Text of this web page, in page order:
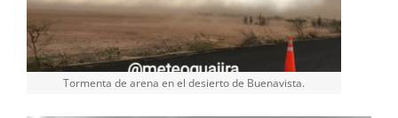
Tormenta de arena en el desierto de Buenavista.